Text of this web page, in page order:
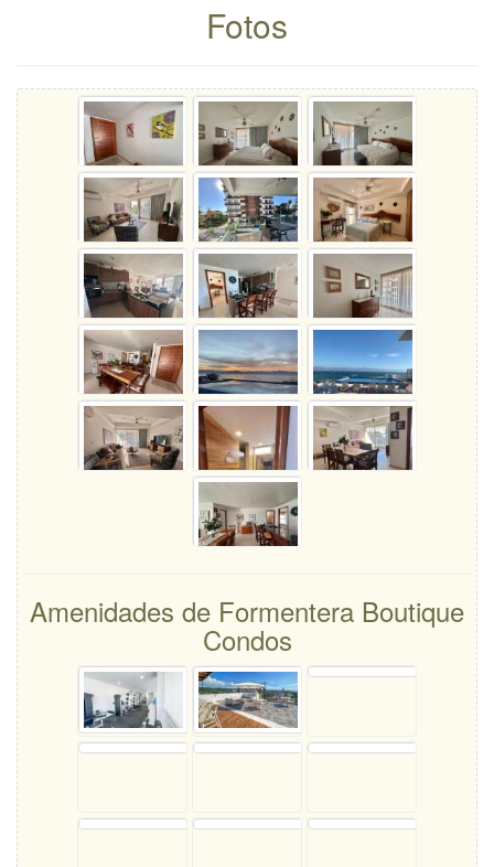
Fotos
Amenidades de Formentera Boutique
Condos